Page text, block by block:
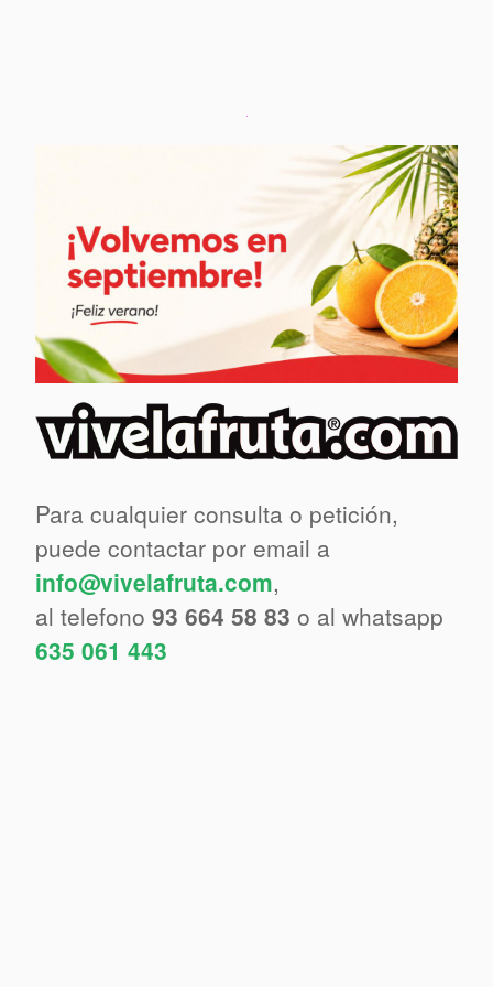
Para cualquier consulta o petición,
puede contactar por email a
info@vivelafruta.com,
al telefono 93 664 58 83 o al whatsapp
635 061 443